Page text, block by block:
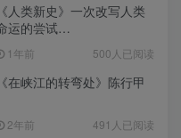
《人类新史》一次改写人类
运的尝试
1年前 500人已阅读
《在峡江的转弯处》陈行甲
2年前 491人已阅读